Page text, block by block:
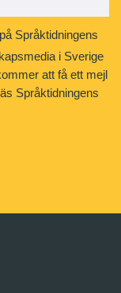
Språktidningens
i Sverige
att få ett mejl
Språktidningens